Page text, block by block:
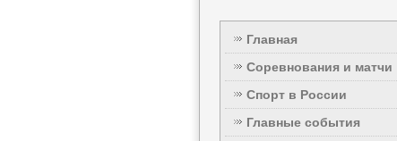
Главная
Соревнования и матчи
Спорт в России
Главные события